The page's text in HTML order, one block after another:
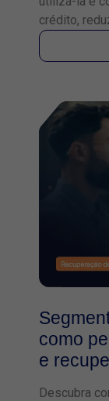
crédito,
como
e
Descubra